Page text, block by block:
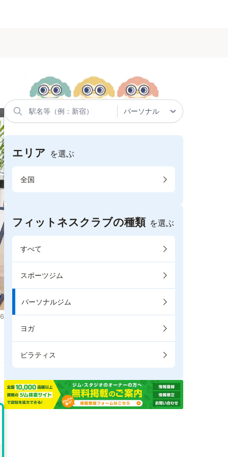
エリア を選ぶ
全国
フィットネスクラブの種類 を選ぶ
すべて
スポーツジム
パーソナルジム
ヨガ
ピラティス